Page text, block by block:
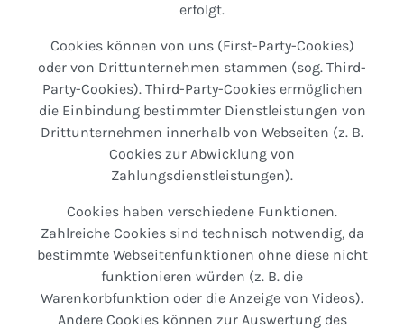
erfolgt.
Cookies können von uns (First-Party-Cookies)
oder von Drittunternehmen stammen (sog. Third-
Party-Cookies). Third-Party-Cookies ermöglichen
die Einbindung bestimmter Dienstleistungen von
Drittunternehmen innerhalb von Webseiten (z. B.
Cookies zur Abwicklung von
Zahlungsdienstleistungen).
Cookies haben verschiedene Funktionen.
Zahlreiche Cookies sind technisch notwendig, da
bestimmte Webseitenfunktionen ohne diese nicht
funktionieren würden (z. B. die
Warenkorbfunktion oder die Anzeige von Videos).
Andere Cookies können zur Auswertung des